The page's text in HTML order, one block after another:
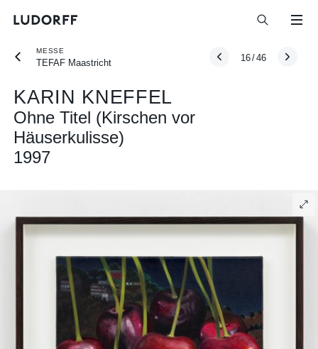
MESSE
TEFAF Maastricht
16/46
KARIN KNEFFEL
Ohne Titel (Kirschen vor
Häuserkulisse)
1997